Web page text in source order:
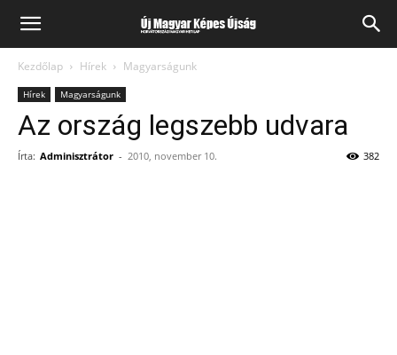
Kezdőlap Hírek Magyarságunk
Hírek Magyarságunk
Az ország legszebb udvara
Írta: Adminisztrátor - 2010, november 10. 382